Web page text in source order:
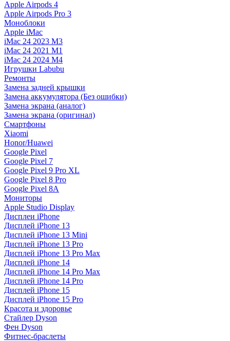
Apple Airpods 4
Apple Airpods Pro 3
Моноблоки
Apple iMac
iMac 24 2023 M3
iMac 24 2021 M1
iMac 24 2024 M4
Игрушки Labubu
Ремонты
Замена задней крышки
Замена аккумулятора (Без ошибки)
Замена экрана (аналог)
Замена экрана (оригинал)
Смартфоны
Xiaomi
Honor/Huawei
Google Pixel
Google Pixel 7
Google Pixel 9 Pro XL
Google Pixel 8 Pro
Google Pixel 8A
Мониторы
Apple Studio Display
Дисплеи iPhone
Дисплей iPhone 13
Дисплей iPhone 13 Mini
Дисплей iPhone 13 Pro
Дисплей iPhone 13 Pro Max
Дисплей iPhone 14
Дисплей iPhone 14 Pro Max
Дисплей iPhone 14 Pro
Дисплей iPhone 15
Дисплей iPhone 15 Pro
Красота и здоровье
Стайлер Dyson
Фен Dyson
Фитнес-браслеты